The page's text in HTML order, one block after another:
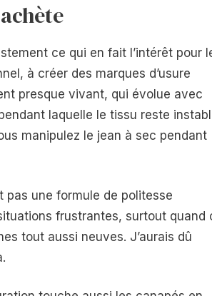
ce qui en fait l’intérêt pour
à créer des marques d’usure
presque vivant, qui évolue avec
laquelle le tissu reste
manipulez le jean à sec pendant
pas une formule de politesse
frustrantes, surtout quand
tout aussi neuves. J’aurais dû